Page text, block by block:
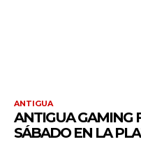
ANTIGUA
ANTIGUA GAMING
SÁBADO EN LA